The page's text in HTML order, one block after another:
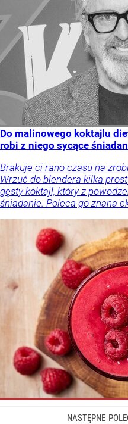
Do malinowego koktajlu
robi z niego sycące
Brakuje ci rano czasu na
Wrzuć do blendera kilka
gęsty koktajl, który z
śniadanie. Poleca go znana